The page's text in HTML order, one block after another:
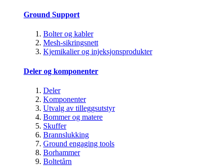
Ground Support
Bolter og kabler
Mesh-sikringsnett
Kjemikalier og injeksjonsprodukter
Deler og komponenter
Deler
Komponenter
Utvalg av tilleggsutstyr
Bommer og matere
Skuffer
Brannslukking
Ground engaging tools
Borhammer
Boltetårn